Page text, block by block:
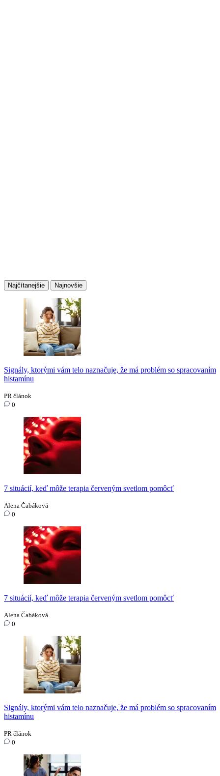
Najčítanejšie Najnovšie
Signály, ktorými vám telo naznačuje, že má problém so spracovaním
histamínu
PR článok
0
7 situácií, keď môže terapia červeným svetlom pomôcť
Alena Čabáková
0
7 situácií, keď môže terapia červeným svetlom pomôcť
Alena Čabáková
0
Signály, ktorými vám telo naznačuje, že má problém so spracovaním
histamínu
PR článok
0